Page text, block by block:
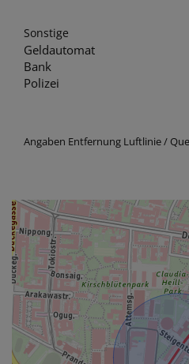
Sonstige
Geldautomat
Bank
Polizei
Angaben Entfernung Luftlinie /